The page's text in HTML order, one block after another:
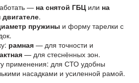
— на снятой ГБЦили на
.
пружины и форму тарелки с
рамная — для точности и
— для стеснённых зон.
применения: для СТО удобны
насадками и усиленной рамой.